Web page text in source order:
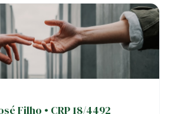
Filho • CRP 18/4492